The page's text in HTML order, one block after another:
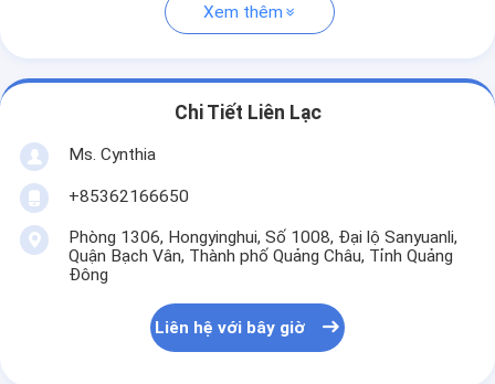
Xem thêm
Chi Tiết Liên Lạc
Ms. Cynthia
‪+85362166650‬
Phòng 1306, Hongyinghui, Số 1008, Đại lộ Sanyuanli,
Quận Bạch Vân, Thành phố Quảng Châu, Tỉnh Quảng
Đông
Liên hệ với bây giờ